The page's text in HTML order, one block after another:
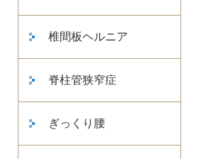
椎間板ヘルニア
脊柱管狭窄症
ぎっくり腰